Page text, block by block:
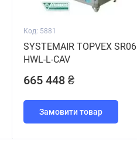
Код: 5881
SYSTEMAIR TOPVEX SR06
HWL-L-CAV
665 448 ₴
Замовити товар